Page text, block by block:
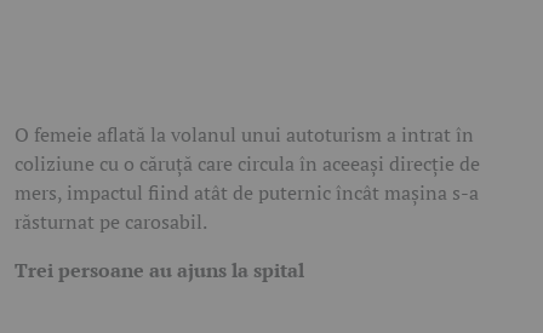
O femeie aflată la volanul unui autoturism a intrat în
coliziune cu o căruță care circula în aceeași direcție de
mers, impactul fiind atât de puternic încât mașina s-a
răsturnat pe carosabil.
Trei persoane au ajuns la spital